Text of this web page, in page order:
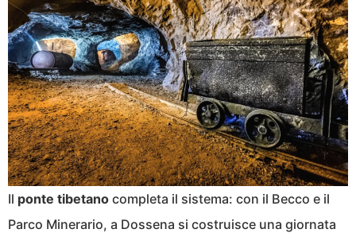
Il ponte tibetano completa il sistema: con il Becco e il
Parco Minerario, a Dossena si costruisce una giornata